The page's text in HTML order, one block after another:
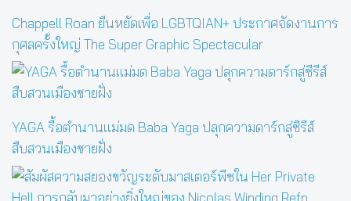
Chappell Roan ยืนหยัดเพื่อ LGBTQIAN+ ประกาศจัดงานการ
กุศลครั้งใหญ่ The Super Graphic Spectacular
YAGA รื้อตำนานแม่มด Baba Yaga ปลุกความดาร์กสู่ซีรีส์
สืบสวนเมืองชายฝั่ง